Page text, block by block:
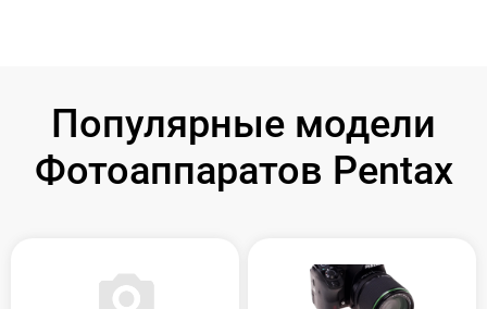
Популярные модели
Фотоаппаратов Pentax